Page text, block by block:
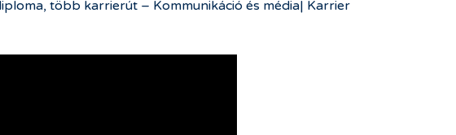
több karrierút – Kommunikáció és média| Karrier